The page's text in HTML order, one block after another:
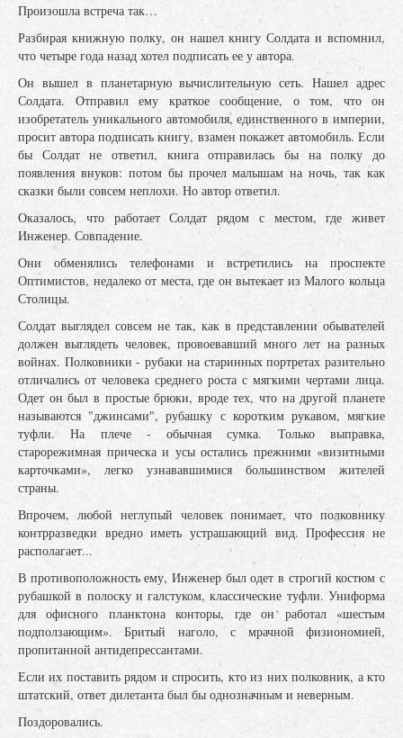
Произошла встреча так…
Разбирая книжную полку, он нашел книгу Солдата и вспомнил,
что четыре года назад хотел подписать ее у автора.
Он вышел в планетарную вычислительную сеть. Нашел адрес
Солдата. Отправил ему краткое сообщение, о том, что он
изобретатель уникального автомобиля, единственного в империи,
просит автора подписать книгу, взамен покажет автомобиль. Если
бы Солдат не ответил, книга отправилась бы на полку до
появления внуков: потом бы прочел малышам на ночь, так как
сказки были совсем неплохи. Но автор ответил.
Оказалось, что работает Солдат рядом с местом, где живет
Инженер. Совпадение.
Они обменялись телефонами и встретились на проспекте
Оптимистов, недалеко от места, где он вытекает из Малого кольца
Столицы.
Солдат выглядел совсем не так, как в представлении обывателей
должен выглядеть человек, провоевавший много лет на разных
войнах. Полковники - рубаки на старинных портретах разительно
отличались от человека среднего роста с мягкими чертами лица.
Одет он был в простые брюки, вроде тех, что на другой планете
называются "джинсами", рубашку с коротким рукавом, мягкие
туфли. На плече - обычная сумка. Только выправка,
старорежимная прическа и усы остались прежними «визитными
карточками», легко узнававшимися большинством жителей
страны.
Впрочем, любой неглупый человек понимает, что полковнику
контрразведки вредно иметь устрашающий вид. Профессия не
располагает...
В противоположность ему, Инженер был одет в строгий костюм с
рубашкой в полоску и галстуком, классические туфли. Униформа
для офисного планктона конторы, где он работал «шестым
подползающим». Бритый наголо, с мрачной физиономией,
пропитанной антидепрессантами.
Если их поставить рядом и спросить, кто из них полковник, а кто
штатский, ответ дилетанта был бы однозначным и неверным.
Поздоровались.